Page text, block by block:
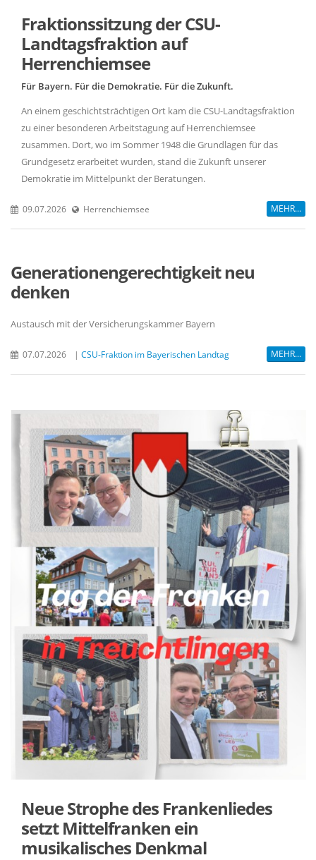
Fraktionssitzung der CSU-
Landtagsfraktion auf
Herrenchiemsee
Für Bayern. Für die Demokratie. Für die Zukunft.
An einem geschichtsträchtigen Ort kam die CSU-Landtagsfraktion
zu einer besonderen Arbeitstagung auf Herrenchiemsee
zusammen. Dort, wo im Sommer 1948 die Grundlagen für das
Grundgesetz erarbeitet wurden, stand die Zukunft unserer
Demokratie im Mittelpunkt der Beratungen.
09.07.2026 Herrenchiemsee MEHR...
Generationengerechtigkeit neu
denken
Austausch mit der Versicherungskammer Bayern
07.07.2026 | CSU-Fraktion im Bayerischen Landtag MEHR...
Neue Strophe des Frankenliedes
setzt Mittelfranken ein
musikalisches Denkmal